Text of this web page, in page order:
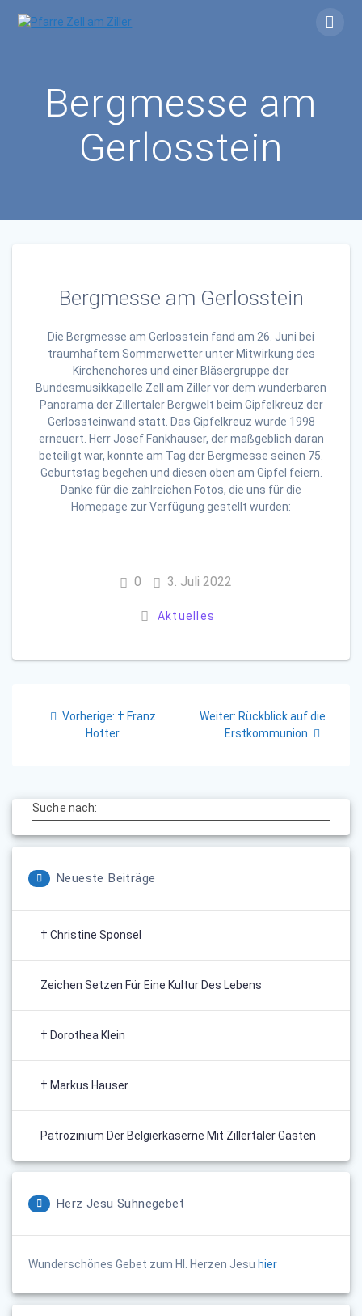
Bergmesse am
Gerlosstein
Bergmesse am Gerlosstein
Die Bergmesse am Gerlosstein fand am 26. Juni bei
traumhaftem Sommerwetter unter Mitwirkung des
Kirchenchores und einer Bläsergruppe der
Bundesmusikkapelle Zell am Ziller vor dem wunderbaren
Panorama der Zillertaler Bergwelt beim Gipfelkreuz der
Gerlossteinwand statt. Das Gipfelkreuz wurde 1998
erneuert. Herr Josef Fankhauser, der maßgeblich daran
beteiligt war, konnte am Tag der Bergmesse seinen 75.
Geburtstag begehen und diesen oben am Gipfel feiern.
Danke für die zahlreichen Fotos, die uns für die
Homepage zur Verfügung gestellt wurden:
0 3. Juli 2022
Aktuelles
Vorherige: Vorheriger
Beitrag:
† Franz
Hotter
Weiter: Nächster
Beitrag:
Rückblick auf die
Erstkommunion
Suche nach:
Neueste Beiträge
† Christine Sponsel
Zeichen Setzen Für Eine Kultur Des Lebens
† Dorothea Klein
† Markus Hauser
Patrozinium Der Belgierkaserne Mit Zillertaler Gästen
Herz Jesu Sühnegebet
Wunderschönes Gebet zum Hl. Herzen Jesu hier